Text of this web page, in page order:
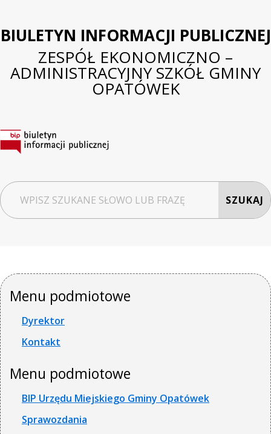
BIULETYN INFORMACJI PUBLICZNEJ
ZESPÓŁ EKONOMICZNO –
ADMINISTRACYJNY SZKÓŁ GMINY
OPATÓWEK
Menu podmiotowe
Dyrektor
Kontakt
Menu podmiotowe
BIP Urzędu Miejskiego Gminy Opatówek
Sprawozdania